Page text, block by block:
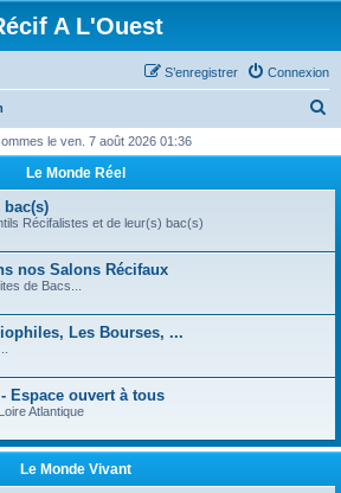
A L'Ouest
Connexion
S’enregistrer
h
r
le ven. 7 août 2026 01:36
Le Monde Réel
bac(s)
Récifalistes et de leur(s) bac(s)
nos Salons Récifaux
de Bacs...
Les Bourses, ...
Espace ouvert à tous
Atlantique
Le Monde Vivant